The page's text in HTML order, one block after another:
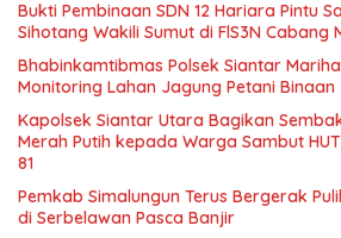
Bukti Pembinaan SDN 12 Hariara Pintu
Sihotang Wakili Sumut di FlS3N Cabang
Bhabinkamtibmas Polsek Siantar
Monitoring Lahan Jagung Petani Binaan
Kapolsek Siantar Utara Bagikan
Merah Putih kepada Warga Sambut
81
Pemkab Simalungun Terus Bergerak
di Serbelawan Pasca Banjir